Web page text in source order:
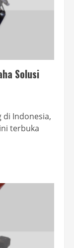
Solusi
Indonesia,
terbuka